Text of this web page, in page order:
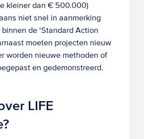
kleiner dan € 500.000)
niet snel in aanmerking
de ‘Standard Action
moeten projecten nieuw
worden nieuwe methoden of
en gedemonstreerd.
LIFE